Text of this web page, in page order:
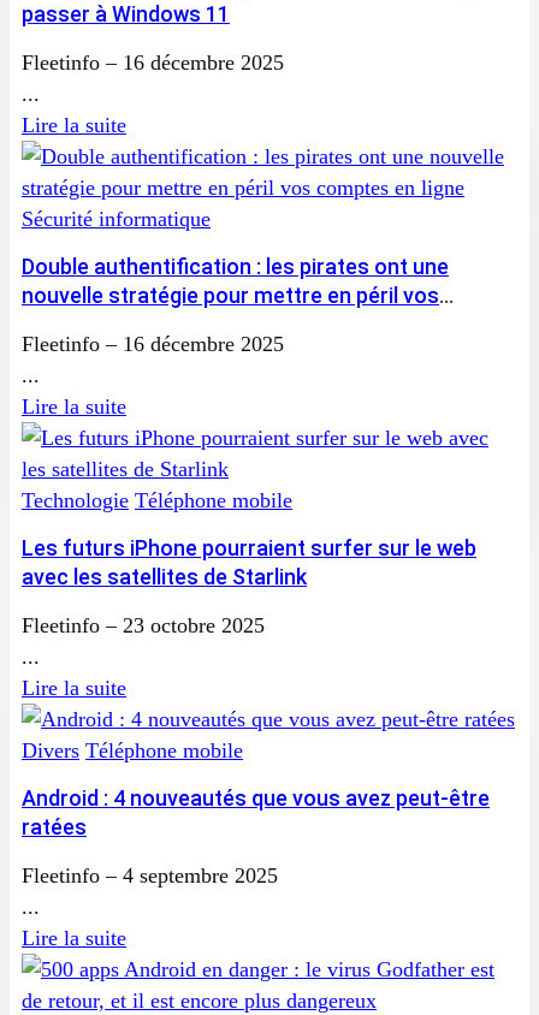
passer à Windows 11
Fleetinfo – 16 décembre 2025
...
Lire la suite
Sécurité informatique
Double authentification : les pirates ont une
nouvelle stratégie pour mettre en péril vos
Fleetinfo – 16 décembre 2025
...
Lire la suite
Technologie Téléphone mobile
Les futurs iPhone pourraient surfer sur le web
avec les satellites de Starlink
Fleetinfo – 23 octobre 2025
...
Lire la suite
Divers Téléphone mobile
Android : 4 nouveautés que vous avez peut-être
ratées
Fleetinfo – 4 septembre 2025
...
Lire la suite